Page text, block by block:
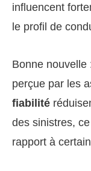
influencent
le profil de
Bonne nouvelle
perçue par les
fiabilité
des sinistres,
rapport à